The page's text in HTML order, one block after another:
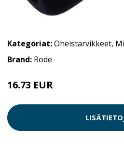
Kategoriat:Oheistarvikkeet,
Brand: Rode
16.73 EUR